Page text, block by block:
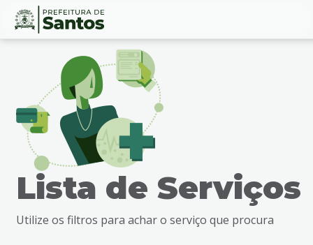
Ir
busca
Conteúdo
Lista de Serviços
Utilize os filtros para achar o serviço que procura